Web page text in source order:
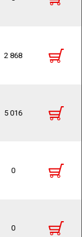
2 868
5 016
0
0